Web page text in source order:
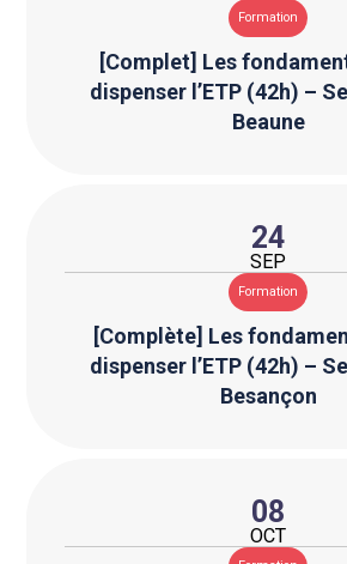
Accueil
Journée régionale 2026
Formation
Animation territoriale
Actualités et événements
Contactez notre équipe
Formation
[Complet] Les
dispenser l’ETP (42h) –
Beaune
24
SEP
Formation
[Complète] Les
dispenser l’ETP (42h) –
Besançon
08
OCT